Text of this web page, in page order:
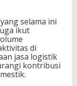
selama ini
ikut
di
jasa logistik
kontribusi